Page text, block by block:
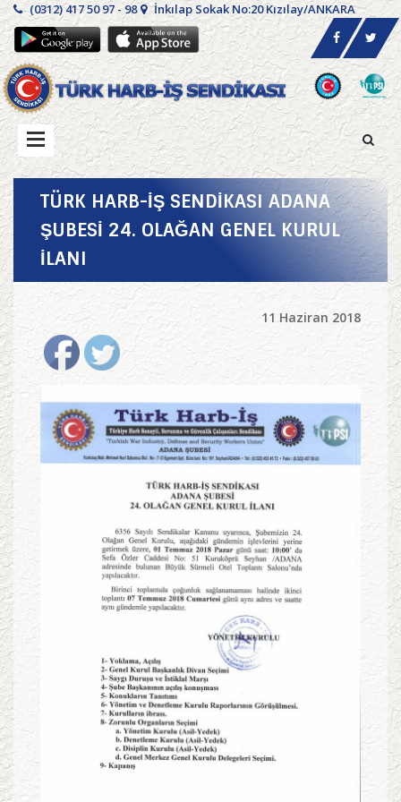
(0312) 417 50 97 - 98 İnkılap Sokak No:20 Kızılay/ANKARA
TÜRK HARB-İŞ SENDİKASI ADANA
ŞUBESİ 24. OLAĞAN GENEL KURUL
İLANI
11 Haziran 2018